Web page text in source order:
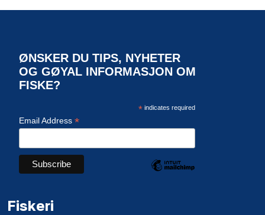
ØNSKER DU TIPS, NYHETER
OG GØYAL INFORMASJON OM
FISKE?
*indicates required
Email Address *
Fiskeri